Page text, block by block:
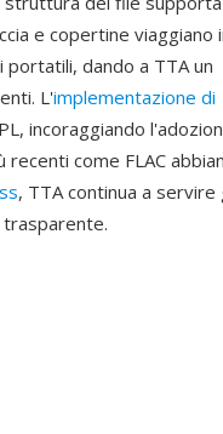
e copertine viaggiano
dando a TTA un
L'implementazione di
incoraggiando
come FLAC
, TTA continua a servire
trasparente.